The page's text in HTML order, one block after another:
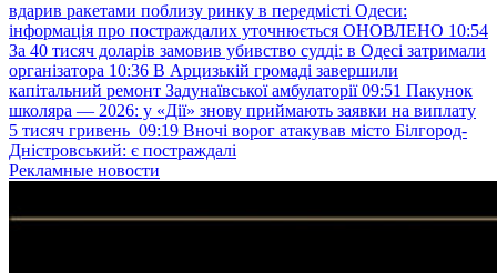
вдарив ракетами поблизу ринку в передмісті Одеси:
інформація про постраждалих уточнюється ОНОВЛЕНО 10:54
За 40 тисяч доларів замовив убивство судді: в Одесі затримали
організатора 10:36 В Арцизькій громаді завершили
капітальний ремонт Задунаївської амбулаторії 09:51 Пакунок
школяра — 2026: у «Дії» знову приймають заявки на виплату
5 тисяч гривень 09:19 Вночі ворог атакував місто Білгород-
Дністровський: є постраждалі
Рекламные новости